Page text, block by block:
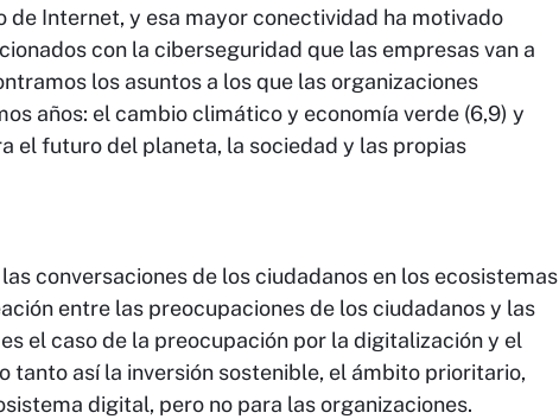
Internet, y esa mayor conectividad ha motivado
con la ciberseguridad que las empresas van a
los asuntos a los que las organizaciones
años: el cambio climático y economía verde (6,9) y
el futuro del planeta, la sociedad y las propias
conversaciones de los ciudadanos en los ecosistemas
entre las preocupaciones de los ciudadanos y las
el caso de la preocupación por la digitalización y el
tanto así la inversión sostenible, el ámbito prioritario,
digital, pero no para las organizaciones.